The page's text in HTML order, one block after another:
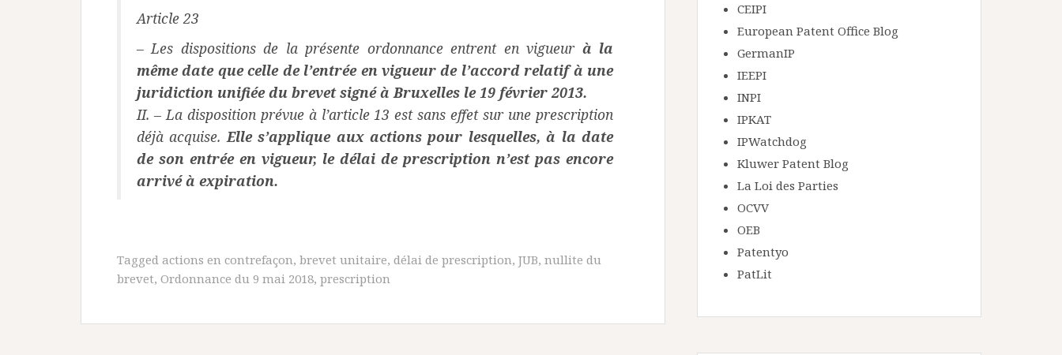
Article 23
– Les dispositions de la présente ordonnance entrent en vigueur à la
même date que celle de l’entrée en vigueur de l’accord relatif à une
juridiction unifiée du brevet signé à Bruxelles le 19 février 2013.
II. – La disposition prévue à l’article 13 est sans effet sur une prescription
déjà acquise. Elle s’applique aux actions pour lesquelles, à la date
de son entrée en vigueur, le délai de prescription n’est pas encore
arrivé à expiration.
Tagged actions en contrefaçon, brevet unitaire, délai de prescription, JUB, nullite du
brevet, Ordonnance du 9 mai 2018, prescription
CEIPI
European Patent Office Blog
GermanIP
IEEPI
INPI
IPKAT
IPWatchdog
Kluwer Patent Blog
La Loi des Parties
OCVV
OEB
Patentyo
PatLit